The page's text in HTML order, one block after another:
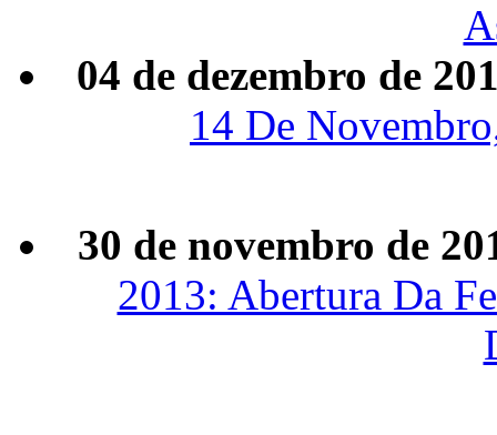
04 de dezembro de
14 De
30 de novembro de
2013: Abertura Da